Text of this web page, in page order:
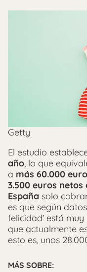
Getty
El estudio
año, lo que
a más 60.000
3.500 euros netos
España solo
es que según
felicidad’ está
que actualmente
esto es, unos
MÁS SOBRE: